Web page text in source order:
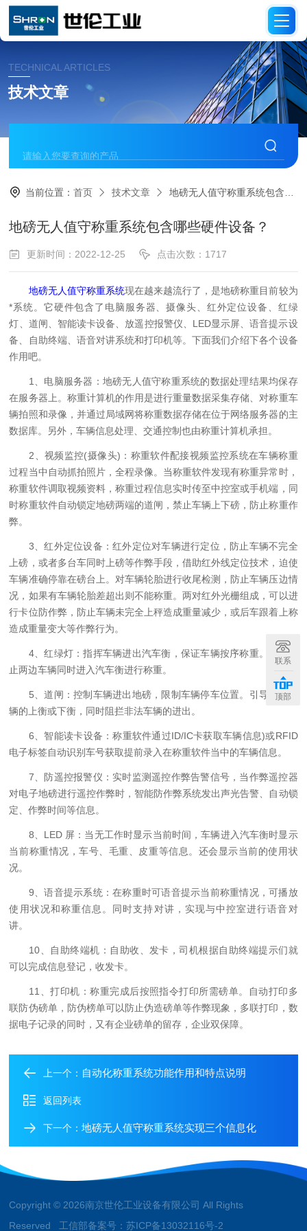
TECHNICAL ARTICLES
技术文章
当前位置：首页 技术文章 地磅无人值守称重系统包含哪些硬件设备？
地磅无人值守称重系统包含哪些硬件设备？
更新时间：2022-12-25 点击次数：1717
地磅无人值守称重系统现在越来越流行了，是地磅称重目前较为
*系统。它硬件包含了电脑服务器、摄像头、红外定位设备、红绿
灯、道闸、智能读卡设备、放遥控报警仪、LED显示屏、语音提示设
备、自助终端、语音对讲系统和打印机等。下面我们介绍下各个设备
作用吧。
1、电脑服务器：地磅无人值守称重系统的数据处理结果均保存
在服务器上。称重计算机的作用是进行重量数据采集存储、对称重车
辆拍照和录像，并通过局域网将称重数据存储在位于网络服务器的主
数据库。另外，车辆信息处理、交通控制也由称重计算机承担。
2、视频监控(摄像头)：称重软件配接视频监控系统在车辆称重
过程当中自动抓拍照片，全程录像。当称重软件发现有称重异常时，
称重软件调取视频资料，称重过程信息实时传至中控室或手机端，同
时称重软件自动锁定地磅两端的道闸，禁止车辆上下磅，防止称重作
弊。
3、红外定位设备：红外定位对车辆进行定位，防止车辆不完全
上磅，或者多台车同时上磅等作弊手段，借助红外线定位技术，迫使
车辆准确停靠在磅台上。对车辆轮胎进行收尾检测，防止车辆压边情
况，如果有车辆轮胎差超出则不能称重。两对红外光栅组成，可以进
行卡位防作弊，防止车辆未完全上秤造成重量减少，或后车跟着上称
造成重量变大等作弊行为。
4、红绿灯：指挥车辆进出汽车衡，保证车辆按序称重。有效防
止两边车辆同时进入汽车衡进行称重。
5、道闸：控制车辆进出地磅，限制车辆停车位置。引导称重车
辆的上衡或下衡，同时阻拦非法车辆的进出。
6、智能读卡设备：称重软件通过ID/IC卡获取车辆信息)或RFID
电子标签自动识别车号获取提前录入在称重软件当中的车辆信息。
7、防遥控报警仪：实时监测遥控作弊告警信号，当作弊遥控器
对电子地磅进行遥控作弊时，智能防作弊系统发出声光告警、自动锁
定、作弊时间等信息。
8、LED 屏：当无工作时显示当前时间，车辆进入汽车衡时显示
当前称重情况，车号、毛重、皮重等信息。还会显示当前的使用状
况。
9、语音提示系统：在称重时可语音提示当前称重情况，可播放
使用状况和称重信息。同时支持对讲，实现与中控室进行语音对
讲。
10、自助终端机：自助收、发卡，司机根据自助终端提示们就
可以完成信息登记，收发卡。
11、打印机：称重完成后按照指令打印所需磅单。自动打印多
联防伪磅单，防伪榜单可以防止伪造磅单等作弊现象，多联打印，数
据电子记录的同时，又有企业磅单的留存，企业双保障。
上一个： 自动化称重系统功能作用和特点说明
返回列表
下一个：地磅无人值守称重系统实现三个信息化
Copyright © 2026南京世伦工业设备有限公司 All Rights
Reserved 工信部备案号：苏ICP备13032116号-2
联系
顶部